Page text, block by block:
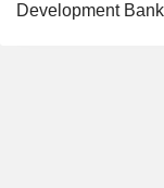
Development Bank